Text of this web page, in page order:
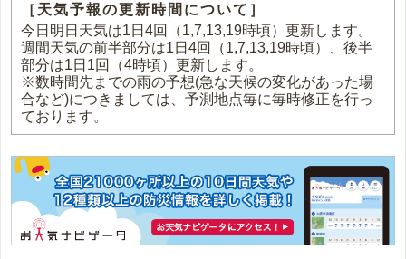
［天気予報の更新時間について］
今日明日天気は1日4回（1,7,13,19時頃）更新します。
週間天気の前半部分は1日4回（1,7,13,19時頃）、後半
部分は1日1回（4時頃）更新します。
※数時間先までの雨の予想(急な天候の変化があった場
合など)につきましては、予測地点毎に毎時修正を行っ
ております。